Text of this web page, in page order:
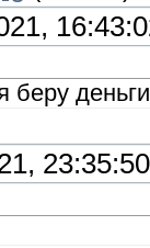
беру